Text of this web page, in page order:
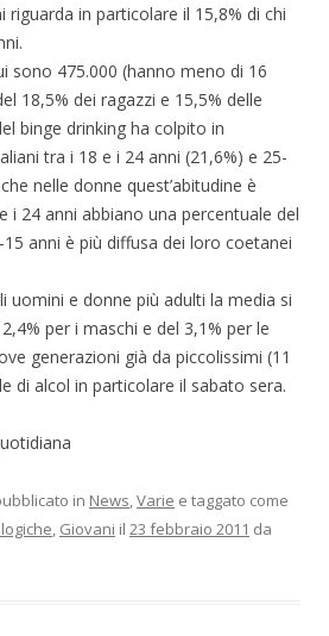
riguarda in particolare il 15,8% di chi
sono 475.000 (hanno meno di 16
18,5% dei ragazzi e 15,5% delle
binge drinking ha colpito in
tra i 18 e i 24 anni (21,6%) e 25-
nelle donne quest’abitudine è
i 24 anni abbiano una percentuale del
anni è più diffusa dei loro coetanei
uomini e donne più adulti la media si
per i maschi e del 3,1% per le
generazioni già da piccolissimi (11
di alcol in particolare il sabato sera.
in News,Varie e taggato come
, Giovani il 23 febbraio 2011 da